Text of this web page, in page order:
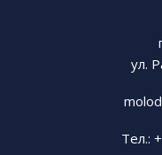
ул.
Тел.: